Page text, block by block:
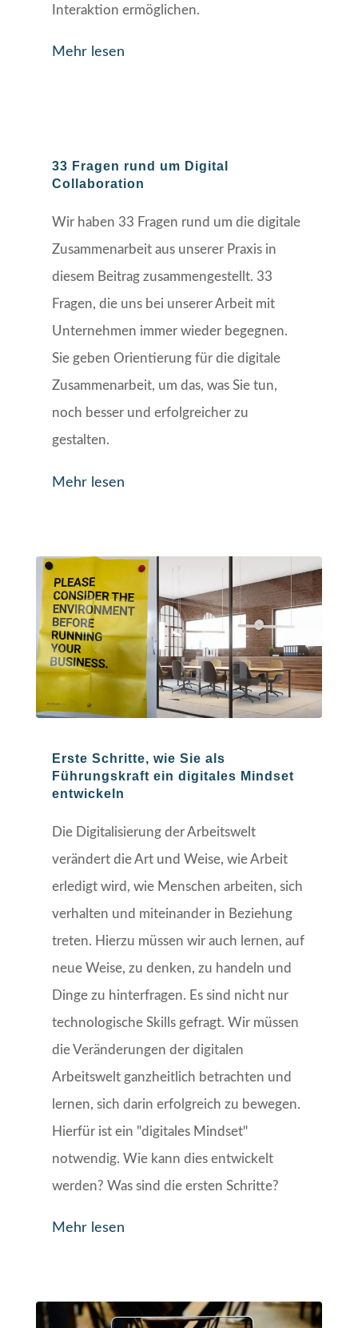
Interaktion ermöglichen.
Mehr lesen
33 Fragen rund um Digital
Collaboration
Wir haben 33 Fragen rund um die digitale
Zusammenarbeit aus unserer Praxis in
diesem Beitrag zusammengestellt. 33
Fragen, die uns bei unserer Arbeit mit
Unternehmen immer wieder begegnen.
Sie geben Orientierung für die digitale
Zusammenarbeit, um das, was Sie tun,
noch besser und erfolgreicher zu
gestalten.
Mehr lesen
Erste Schritte, wie Sie als
Führungskraft ein digitales Mindset
entwickeln
Die Digitalisierung der Arbeitswelt
verändert die Art und Weise, wie Arbeit
erledigt wird, wie Menschen arbeiten, sich
verhalten und miteinander in Beziehung
treten. Hierzu müssen wir auch lernen, auf
neue Weise, zu denken, zu handeln und
Dinge zu hinterfragen. Es sind nicht nur
technologische Skills gefragt. Wir müssen
die Veränderungen der digitalen
Arbeitswelt ganzheitlich betrachten und
lernen, sich darin erfolgreich zu bewegen.
Hierfür ist ein "digitales Mindset"
notwendig. Wie kann dies entwickelt
werden? Was sind die ersten Schritte?
Mehr lesen